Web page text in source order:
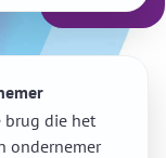
brug die het
ondernemer